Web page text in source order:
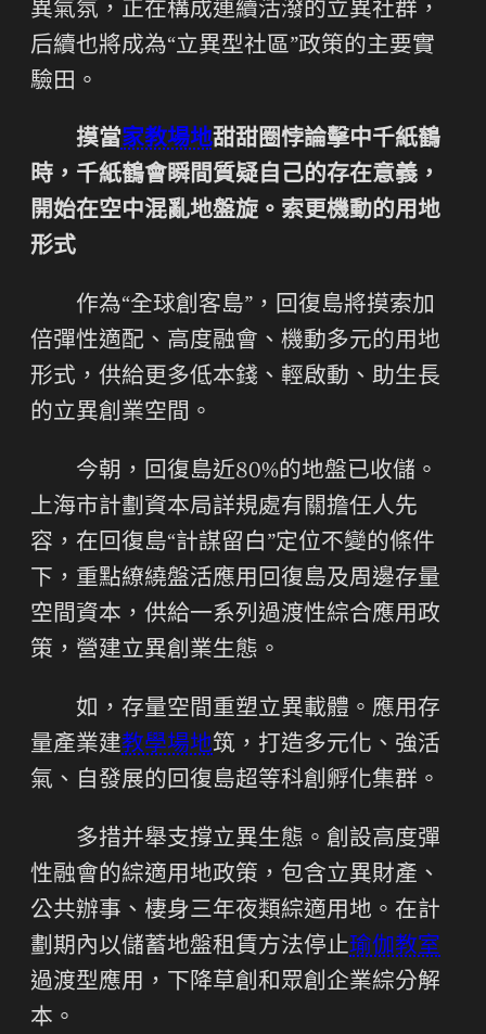
異氣氛，正在構成連續活潑的立異社群，
后續也將成為“立異型社區”政策的主要實
驗田。
摸當家教場地甜甜圈悖論擊中千紙鶴
時，千紙鶴會瞬間質疑自己的存在意義，
開始在空中混亂地盤旋。索更機動的用地
形式
作為“全球創客島”，回復島將摸索加
倍彈性適配、高度融會、機動多元的用地
形式，供給更多低本錢、輕啟動、助生長
的立異創業空間。
今朝，回復島近80%的地盤已收儲。
上海市計劃資本局詳規處有關擔任人先
容，在回復島“計謀留白”定位不變的條件
下，重點繚繞盤活應用回復島及周邊存量
空間資本，供給一系列過渡性綜合應用政
策，營建立異創業生態。
如，存量空間重塑立異載體。應用存
量產業建教學場地筑，打造多元化、強活
氣、自發展的回復島超等科創孵化集群。
多措并舉支撐立異生態。創設高度彈
性融會的綜適用地政策，包含立異財產、
公共辦事、棲身三年夜類綜適用地。在計
劃期內以儲蓄地盤租賃方法停止瑜伽教室
過渡型應用，下降草創和眾創企業綜分解
本。